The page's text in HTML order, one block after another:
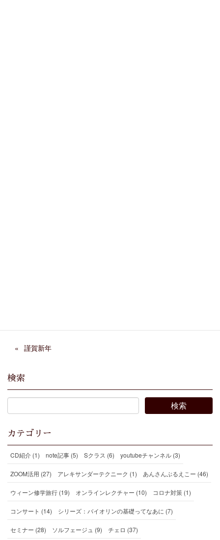
謹賀新年
検索
カテゴリー
CD紹介 (1) note記事 (5) Sクラス (6) youtubeチャンネル (3)
ZOOM活用 (27) アレキサンダーテクニーク (1) あんさんぶるえこー (46)
ウィーン修学旅行 (19) オンラインレクチャー (10) コロナ対策 (1)
コンサート (14) シリーズ：バイオリンの基礎ってなあに (7)
セミナー (28) ソルフェージュ (9) チェロ (37)